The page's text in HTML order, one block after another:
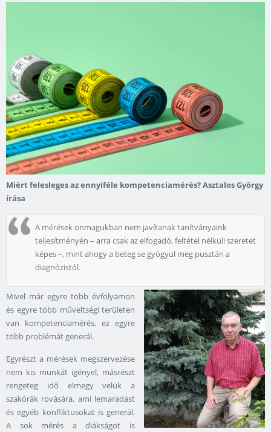
Miért felesleges az ennyiféle kompetenciamérés? Asztalos György
írása
A mérések önmagukban nem javítanak tanítványaink
teljesítményén – arra csak az elfogadó, feltétel nélküli szeretet
képes –, mint ahogy a beteg se gyógyul meg pusztán a
diagnózistól.
Mivel már egyre több évfolyamon
és egyre több műveltségi területen
van kompetenciamérés, ez egyre
több problémát generál.
Egyrészt a mérések megszervezése
nem kis munkát igényel, másrészt
rengeteg idő elmegy velük a
szakórák rovására, ami lemaradást
és egyéb konfliktusokat is generál.
A sok mérés a diákságot is